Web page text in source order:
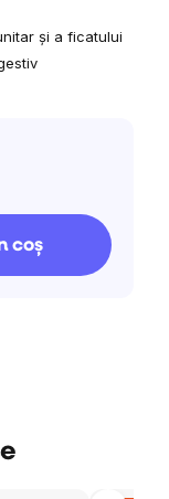
și a ficatului
coş